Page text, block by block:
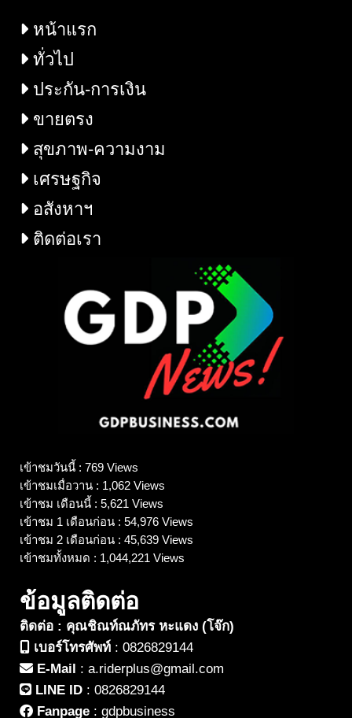
หน้าแรก
ทั่วไป
ประกัน-การเงิน
ขายตรง
สุขภาพ-ความงาม
เศรษฐกิจ
อสังหาฯ
ติดต่อเรา
เข้าชมวันนี้ : 769 Views
เข้าชมเมื่อวาน : 1,062 Views
เข้าชม เดือนนี้ : 5,621 Views
เข้าชม 1 เดือนก่อน : 54,976 Views
เข้าชม 2 เดือนก่อน : 45,639 Views
เข้าชมทั้งหมด : 1,044,221 Views
ข้อมูลติดต่อ
ติดต่อ : คุณชิณท์ณภัทร หะแดง (โจ๊ก)
เบอร์โทรศัพท์ : 0826829144
E-Mail
: a.riderplus@gmail.com
LINE ID : 0826829144
Fanpage : gdpbusiness